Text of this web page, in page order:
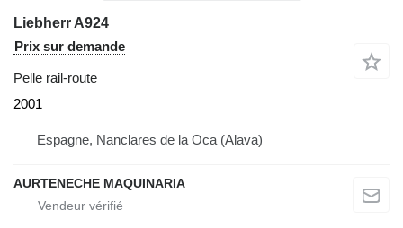
Liebherr A924
Prix sur demande
Pelle rail-route
2001
Espagne, Nanclares de la Oca (Alava)
AURTENECHE MAQUINARIA